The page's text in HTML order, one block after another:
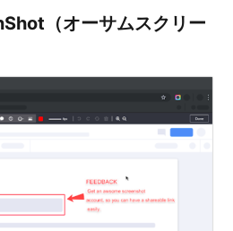
（オーサムスクリー